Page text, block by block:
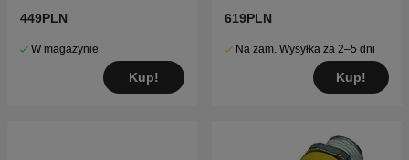
inne
449PLN
W magazynie
Kup!
619PLN
Na zam. Wysyłka za 2–5 dni
Kup!